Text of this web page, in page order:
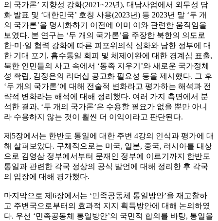
의 국가론’ 지향성 강화(2021~22년), 대남사업에서 외무성 담
화 발표 및 ‘대한민국’ 호칭 사용(2023년) 등 2023년 말 ‘두 개
의 국가론’을 명시화하기 이전에 이미 이와 관련한 움직임을
보였다. 본 연구는 ‘두 개의 국가론’을 주장한 북한의 의도로
한·미·일 협력 강화에 따른 피포위의식 심화와 남한 정부에 대
한 기대 포기, 흡수통일 회피 및 체제이완에 대한 경계심 표출,
북한 인민들의 사고 속에서 ‘동족 지우기’와 새로운 국가정체
성 확립, 김정은의 리더십 공고화 필요성 등을 제시했다. 그 후
‘두 개의 국가론’에 대해 전술적 변화라고 평가하는 해석과 전
략적 변화라는 해석에 대해 정리했다. 여러 가지 측면에서 분
석한 결과, ‘두 개의 국가론’은 수용할 필요가 없을 뿐만 아니
라 수용하지 않는 것이 훨씬 더 이익이라고 판단된다.
제5장에서는 한반도 통일에 대한 주변 4강의 인식과 평가에 대
해 살펴보았다. 구체적으로는 미국, 일본, 중국, 러시아를 대상
으로 김영삼 정부에서부터 문재인 정부에 이르기까지 한반도
통일과 관련한 각국 정상의 공식 발언에 대해 정리한 후 각국
의 입장에 대해 평가했다.
마지막으로 제6장에서는 ‘민족공동체 통일방안’을 재고찰하
고 주변국으로부터의 효과적 지지 획득방안에 대해 논의하였
다. 우선 ‘민족공동체 통일방안’의 국민적 합의를 바탕, 통일을